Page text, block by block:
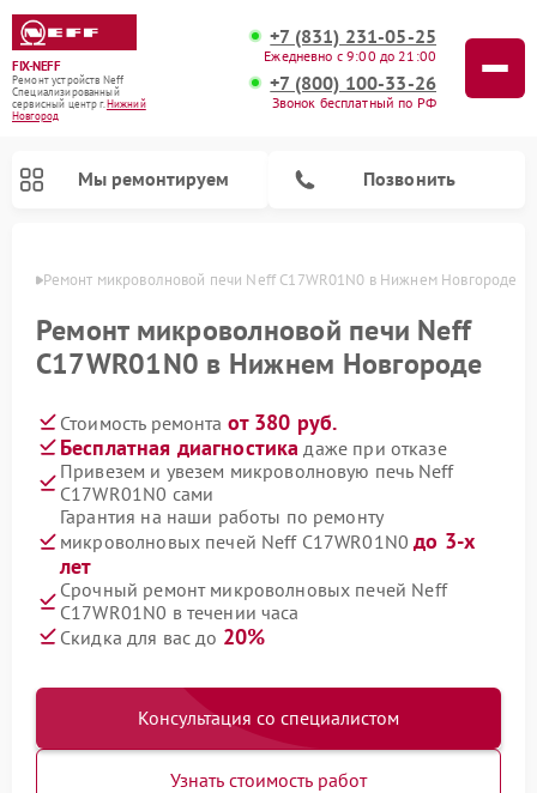
FIX-NEFF
Ремонт устройств Neff
Специализированный
cервисный центр г.Нижний
Новгород
+7 (831) 231-05-25
Ежедневно с 9:00 до 21:00
+7 (800) 100-33-26
Звонок бесплатный по РФ
Мы ремонтируем Позвонить
Ремонт микроволновой печи Neff C17WR01N0 в Нижнем Новгороде
Ремонт микроволновой печи Neff
C17WR01N0 в Нижнем Новгороде
Стоимость ремонта от 380 руб.
Бесплатная диагностика даже при отказе
Привезем и увезем микроволновую печь Neff
C17WR01N0 сами
Гарантия на наши работы по ремонту
микроволновых печей Neff C17WR01N0до 3-х
лет
Срочный ремонт микроволновых печей Neff
C17WR01N0 в течении часа
Скидка для вас до 20%
Консультация со специалистом
Узнать стоимость работ